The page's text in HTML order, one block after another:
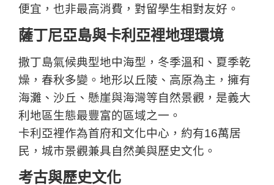
便宜，也非最高消費，對留學生相對友好。
薩丁尼亞島與卡利亞裡地理環境
撒丁島氣候典型地中海型，冬季溫和、夏季乾
燥，春秋多變。地形以丘陵、高原為主，擁有
海灘、沙丘、懸崖與海灣等自然景觀，是義大
利地區生態最豐富的區域之一。
卡利亞裡作為首府和文化中心，約有16萬居
民，城市景觀兼具自然美與歷史文化。
考古與歷史文化